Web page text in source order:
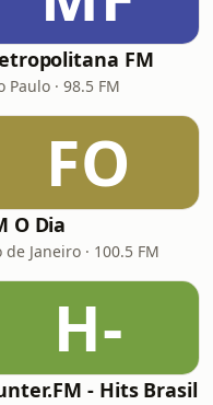
FM
Paulo · 98.5 FM
FO
O Dia
de Janeiro · 100.5 FM
H-
- Hits Brasil